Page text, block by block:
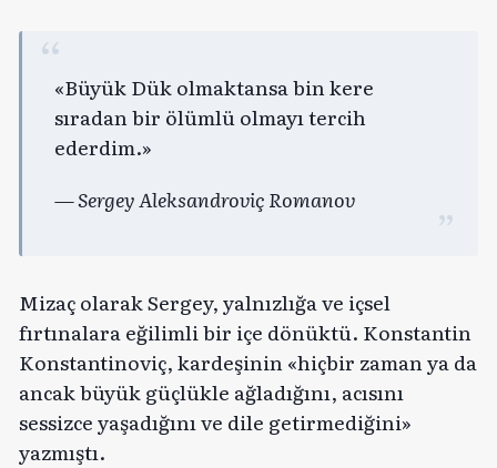
«Büyük Dük olmaktansa bin kere
sıradan bir ölümlü olmayı tercih
ederdim.»
— Sergey Aleksandroviç Romanov
Mizaç olarak Sergey, yalnızlığa ve içsel
fırtınalara eğilimli bir içe dönüktü. Konstantin
Konstantinoviç, kardeşinin «hiçbir zaman ya da
ancak büyük güçlükle ağladığını, acısını
sessizce yaşadığını ve dile getirmediğini»
yazmıştı.